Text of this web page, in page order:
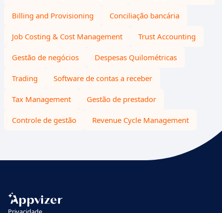
Billing and Provisioning Conciliação bancária
Job Costing & Cost Management Trust Accounting
Gestão de negócios Despesas Quilométricas
Trading Software de contas a receber
Tax Management Gestão de prestador
Controle de gestão Revenue Cycle Management